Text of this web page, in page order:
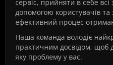
сервіс, прийняти в себе
допомогою користувачів
ефективний процес
Наша команда володіє
практичним досвідом, щоб
яку проблему у вас.